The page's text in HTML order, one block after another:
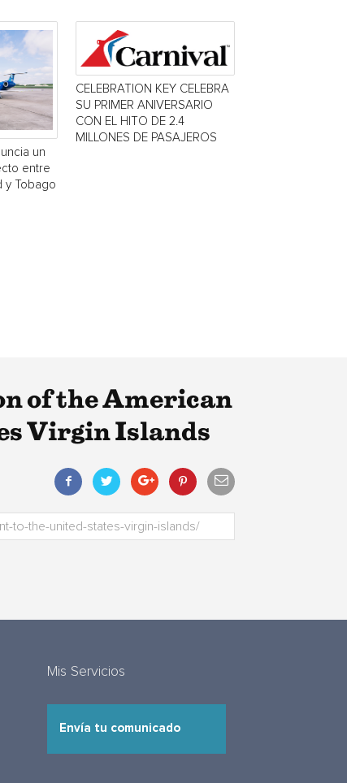
un
entre
y Tobago
CELEBRATION KEY CELEBRA
SU PRIMER ANIVERSARIO
CON EL HITO DE 2.4
MILLONES DE PASAJEROS
of the American
Virgin Islands
Mis Servicios
Envía tu comunicado